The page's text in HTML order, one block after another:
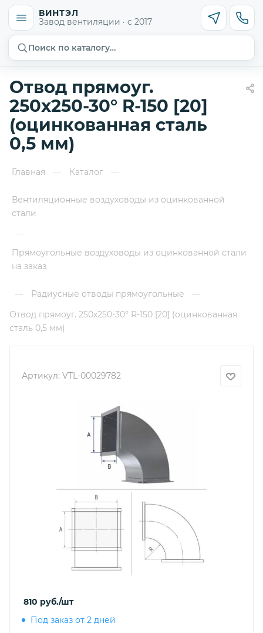
ВИНТЭЛ
Завод вентиляции · с 2017
Поиск по каталогу…
Отвод прямоуг.
250х250-30° R-150 [20]
(оцинкованная сталь
0,5 мм)
Главная — Каталог —
Вентиляционные воздуховоды из оцинкованной
стали
—
Прямоугольные воздуховоды из оцинкованной стали
на заказ
— Радиусные отводы прямоугольные
—
Отвод прямоуг. 250х250-30° R-150 [20] (оцинкованная
сталь 0,5 мм)
Артикул: VTL-00029782
810 руб./шт
Под заказ от 2 дней